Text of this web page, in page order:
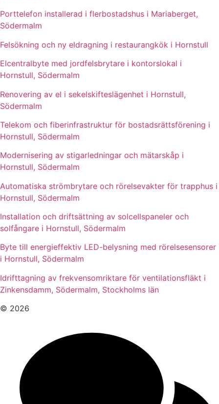
Porttelefon installerad i flerbostadshus i Mariaberget,
Södermalm
Felsökning och ny eldragning i restaurangkök i Hornstull
Elcentralbyte med jordfelsbrytare i kontorslokal i
Hornstull, Södermalm
Renovering av el i sekelskifteslägenhet i Hornstull,
Södermalm
Telekom och fiberinfrastruktur för bostadsrättsförening i
Hornstull, Södermalm
Modernisering av stigarledningar och mätarskåp i
Hornstull, Södermalm
Automatiska strömbrytare och rörelsevakter för trapphus i
Hornstull, Södermalm
Installation och driftsättning av solcellspaneler och
solfångare i Hornstull, Södermalm
Byte till energieffektiv LED-belysning med rörelsesensorer
i Hornstull, Södermalm
Idrifttagning av frekvensomriktare för ventilationsfläkt i
Zinkensdamm, Södermalm, Stockholms län
© 2026